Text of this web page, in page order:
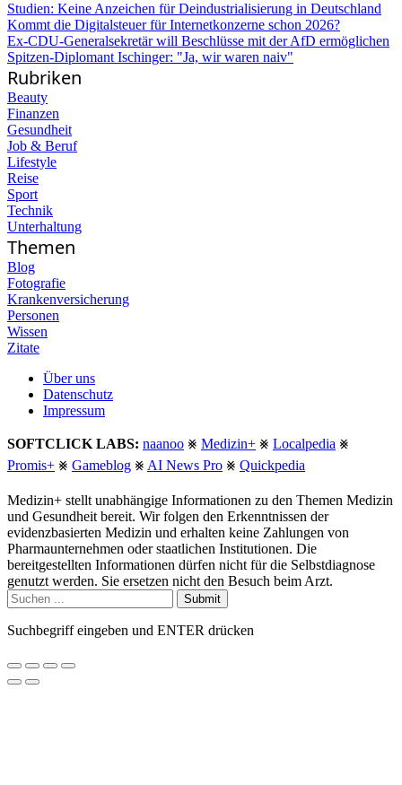
Studien: Keine Anzeichen für Deindustrialisierung in Deutschland
Kommt die Digitalsteuer für Internetkonzerne schon 2026?
Ex-CDU-Generalsekretär will Beschlüsse mit der AfD ermöglichen
Spitzen-Diplomant Ischinger: "Ja, wir waren naiv"
Rubriken
Beauty
Finanzen
Gesundheit
Job & Beruf
Lifestyle
Reise
Sport
Technik
Unterhaltung
Themen
Blog
Fotografie
Krankenversicherung
Personen
Wissen
Zitate
Über uns
Datenschutz
Impressum
SOFTCLICK LABS: naanoo ⨳ Medizin+ ⨳ Localpedia ⨳
Promis+ ⨳ Gameblog ⨳ AI News Pro ⨳ Quickpedia
Medizin+ stellt unabhängige Informationen zu den Themen Medizin
und Gesundheit bereit. Wir folgen den Erkenntnissen der
evidenzbasierten Medizin und erhalten keine Zahlungen von
Pharmaunternehmen oder staatlichen Institutionen. Die
bereitgestellten Informationen dürfen nicht für die Selbstdiagnose
genutzt werden. Sie ersetzen nicht den Besuch beim Arzt.
Submit
Suchbegriff eingeben und ENTER drücken